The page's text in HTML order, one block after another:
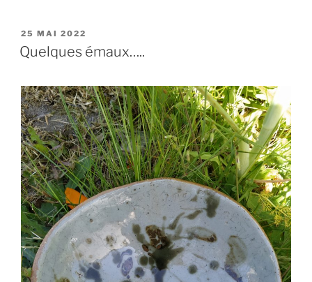
PUBLIÉ
LE
25 MAI 2022
Quelques émaux…..